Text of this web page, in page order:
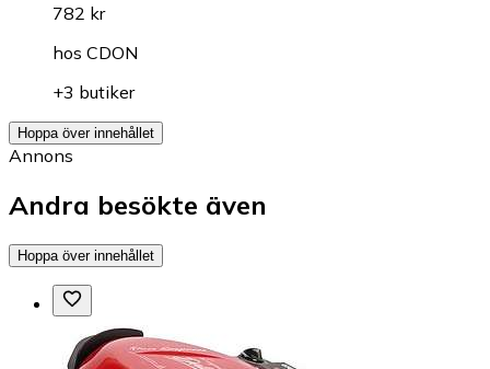
782 kr
hos CDON
+3 butiker
Hoppa över innehållet
Annons
Andra besökte även
Hoppa över innehållet